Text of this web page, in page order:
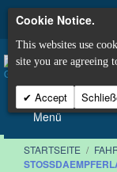
Menü
STARTSEITE /
Cookie Notice.
This websites use
site you are agreeing
Accept